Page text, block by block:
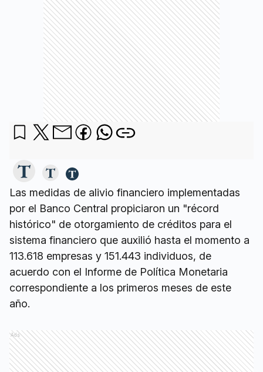
Las medidas de alivio financiero implementadas
por el Banco Central propiciaron un "récord
histórico" de otorgamiento de créditos para el
sistema financiero que auxilió hasta el momento a
113.618 empresas y 151.443 individuos, de
acuerdo con el Informe de Política Monetaria
correspondiente a los primeros meses de este
año.
Ads